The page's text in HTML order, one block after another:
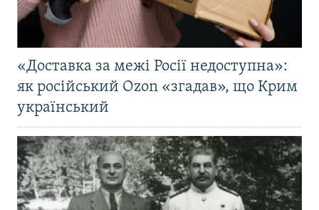
«Доставка за межі Росії недоступна»:
як російський Ozon «згадав», що Крим
український